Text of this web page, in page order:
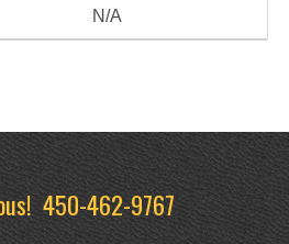
N/A
450-462-9767